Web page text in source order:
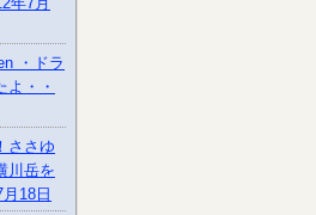
・ドラ
よ・・
ささゆ
川岳を
18日